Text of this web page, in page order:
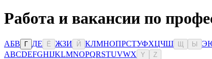
Работа и вакансии по
АБВ Г ДЕ Ё ЖЗИ Й КЛМНОПРСТУФХЦЧШ Ы Э
ABCDEFGHIJKLMNOPQRSTUVWX Y Z